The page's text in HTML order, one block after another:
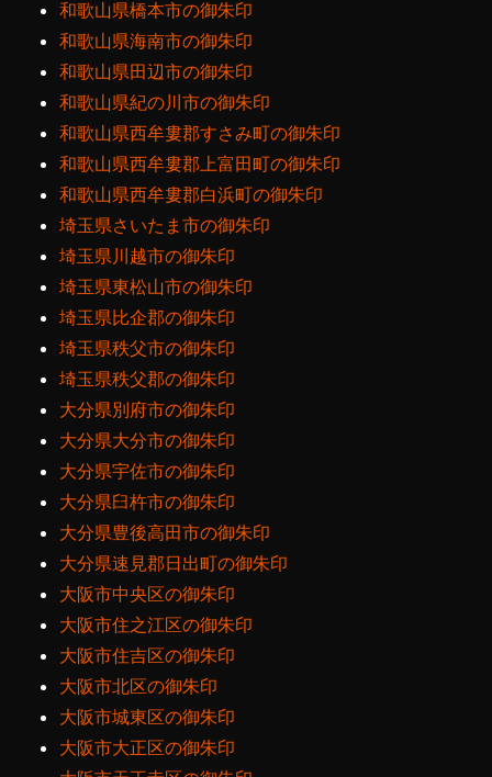
和歌山県橋本市の御朱印
和歌山県海南市の御朱印
和歌山県田辺市の御朱印
和歌山県紀の川市の御朱印
和歌山県西牟婁郡すさみ町の御朱印
和歌山県西牟婁郡上富田町の御朱印
和歌山県西牟婁郡白浜町の御朱印
埼玉県さいたま市の御朱印
埼玉県川越市の御朱印
埼玉県東松山市の御朱印
埼玉県比企郡の御朱印
埼玉県秩父市の御朱印
埼玉県秩父郡の御朱印
大分県別府市の御朱印
大分県大分市の御朱印
大分県宇佐市の御朱印
大分県臼杵市の御朱印
大分県豊後高田市の御朱印
大分県速見郡日出町の御朱印
大阪市中央区の御朱印
大阪市住之江区の御朱印
大阪市住吉区の御朱印
大阪市北区の御朱印
大阪市城東区の御朱印
大阪市大正区の御朱印